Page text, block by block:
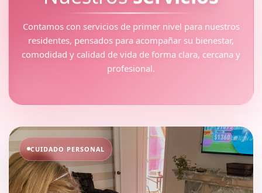
Contamos con servicios de primer nivel para nuestros
residentes, pensados para acompañar su bienestar,
comodidad y calidad de vida de forma clara, cercana y
profesional.
CUIDADO PERSONAL